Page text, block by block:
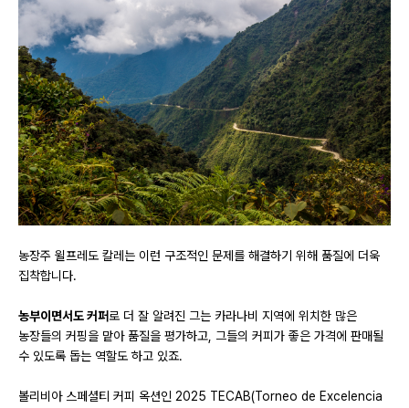
농장주 윌프레도 칼레는 이런 구조적인 문제를 해결하기 위해 품질에 더욱
집착합니다.
농부이면서도 커퍼로 더 잘 알려진 그는 카라나비 지역에 위치한 많은
농장들의 커핑을 맡아 품질을 평가하고, 그들의 커피가 좋은 가격에 판매될
수 있도록 돕는 역할도 하고 있죠.
볼리비아 스페셜티 커피 옥션인 2025 TECAB(Torneo de Excelencia